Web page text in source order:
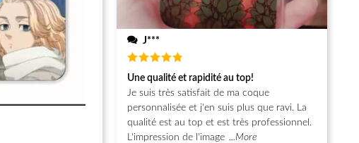
J***
Note
sur 5
Une qualité et rapidité au top!
Je suis très satisfait de ma coque
personnalisée et j'en suis plus que ravi. La
qualité est au top et est très professionnel.
L'impression de l'image ...More